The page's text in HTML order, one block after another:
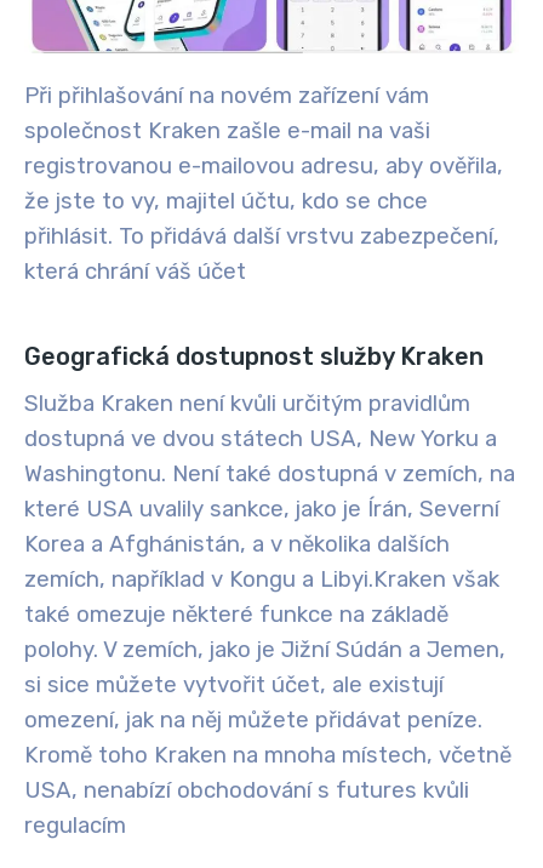
Při přihlašování na novém zařízení vám
společnost Kraken zašle e-mail na vaši
registrovanou e-mailovou adresu, aby ověřila,
že jste to vy, majitel účtu, kdo se chce
přihlásit. To přidává další vrstvu zabezpečení,
která chrání váš účet
Geografická dostupnost služby Kraken
Služba Kraken není kvůli určitým pravidlům
dostupná ve dvou státech USA, New Yorku a
Washingtonu. Není také dostupná v zemích, na
které USA uvalily sankce, jako je Írán, Severní
Korea a Afghánistán, a v několika dalších
zemích, například v Kongu a Libyi.Kraken však
také omezuje některé funkce na základě
polohy. V zemích, jako je Jižní Súdán a Jemen,
si sice můžete vytvořit účet, ale existují
omezení, jak na něj můžete přidávat peníze.
Kromě toho Kraken na mnoha místech, včetně
USA, nenabízí obchodování s futures kvůli
regulacím